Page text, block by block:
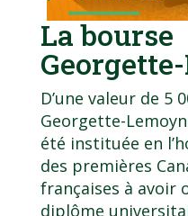
La bourse
D’une valeur de 5
Georgette-
été instituée en
des premières
françaises à avoir
diplôme